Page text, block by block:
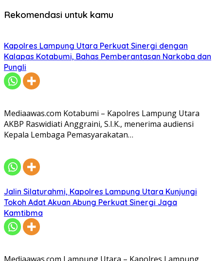
Rekomendasi untuk kamu
Kapolres Lampung Utara Perkuat Sinergi dengan
Kalapas Kotabumi, Bahas Pemberantasan Narkoba dan
Pungli
Mediaawas.com Kotabumi – Kapolres Lampung Utara
AKBP Raswidiati Anggraini, S.I.K., menerima audiensi
Kepala Lembaga Pemasyarakatan…
Jalin Silaturahmi, Kapolres Lampung Utara Kunjungi
Tokoh Adat Akuan Abung Perkuat Sinergi Jaga
Kamtibma